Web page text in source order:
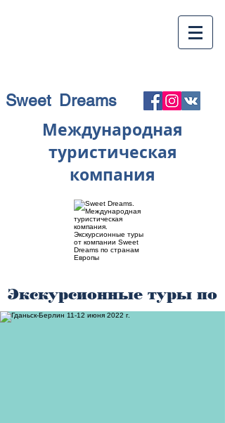
Sweet Dreams
Международная
туристическая
компания
Экскурсионные туры по
странам Европы